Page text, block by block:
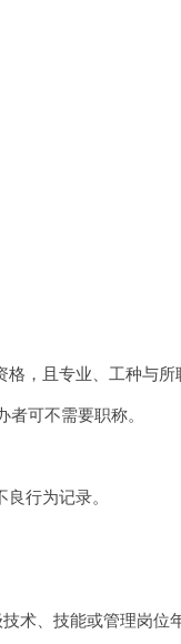
，且专业、工种与所
可不需要职称。
行为记录。
术、技能或管理岗